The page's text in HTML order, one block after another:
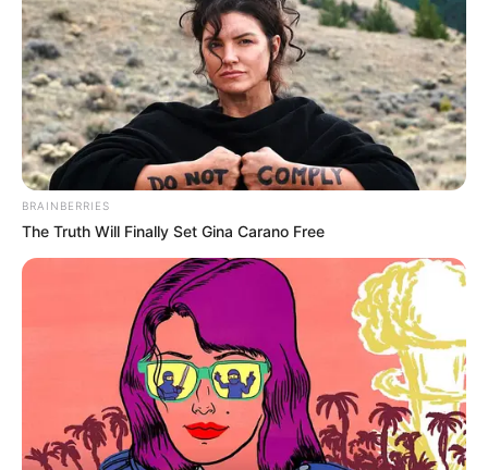
¡Ay, nanita! ¡Qué tranza, mi querida banda
México mágico que hoy amaneció con el susto
Seguramente a ustedes también les pasó.
Estaban ahí, a punto de echarse la meme, o
apenas despertando con la lagaña pegada,
viendo el celular para ver qué memes nuevos
BRAINBERRIES
The Truth Will Finally Set Gina Carano Free